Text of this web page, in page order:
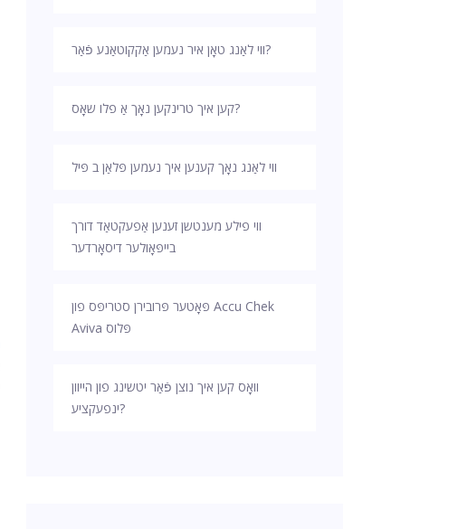
ווי לאַנג טאָן איר נעמען אַקקוטאַנע פֿאַר?
קען איך טרינקען נאָך אַ פלו שאָס?
ווי לאַנג נאָך קענען איך נעמען פּלאַן ב פּיל
ווי פילע מענטשן זענען אַפעקטאַד דורך
בייפּאָולער דיסאָרדער
פּאָטער פּרובירן סטריפּס פון Accu Chek
Aviva פּלוס
וואָס קען איך נוצן פֿאַר יטשינג פון הייוון
ינפעקציע?